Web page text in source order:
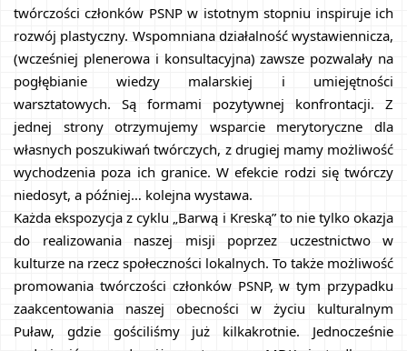
twórczości członków PSNP w istotnym stopniu inspiruje ich
rozwój plastyczny. Wspomniana działalność wystawiennicza,
(wcześniej plenerowa i konsultacyjna) zawsze pozwalały na
pogłębianie wiedzy malarskiej i umiejętności
warsztatowych. Są formami pozytywnej konfrontacji. Z
jednej strony otrzymujemy wsparcie merytoryczne dla
własnych poszukiwań twórczych, z drugiej mamy możliwość
wychodzenia poza ich granice. W efekcie rodzi się twórczy
niedosyt, a później… kolejna wystawa.
Każda ekspozycja z cyklu „Barwą i Kreską” to nie tylko okazja
do realizowania naszej misji poprzez uczestnictwo w
kulturze na rzecz społeczności lokalnych. To także możliwość
promowania twórczości członków PSNP, w tym przypadku
zaakcentowania naszej obecności w życiu kulturalnym
Puław, gdzie gościliśmy już kilkakrotnie. Jednocześnie